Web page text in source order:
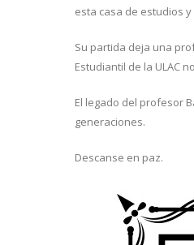
esta casa de estudios
Su partida deja una
Estudiantil de la ULAC
El legado del profesor
generaciones.
Descanse en paz.